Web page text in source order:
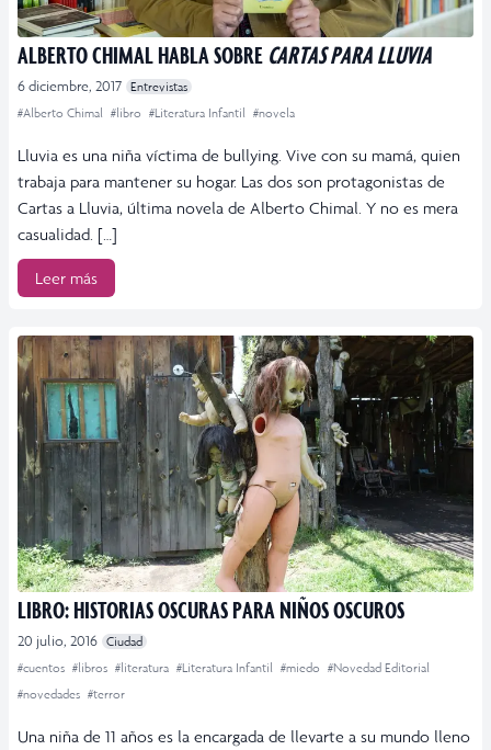
ALBERTO CHIMAL HABLA SOBRE CARTAS PARA LLUVIA
6 diciembre, 2017 Entrevistas
#Alberto Chimal #libro #Literatura Infantil #novela
Lluvia es una niña víctima de bullying. Vive con su mamá, quien
trabaja para mantener su hogar. Las dos son protagonistas de
Cartas a Lluvia, última novela de Alberto Chimal. Y no es mera
casualidad. […]
Leer más
LIBRO: HISTORIAS OSCURAS PARA NIÑOS OSCUROS
20 julio, 2016 Ciudad
#cuentos #libros #literatura #Literatura Infantil #miedo #Novedad Editorial
#novedades #terror
Una niña de 11 años es la encargada de llevarte a su mundo lleno